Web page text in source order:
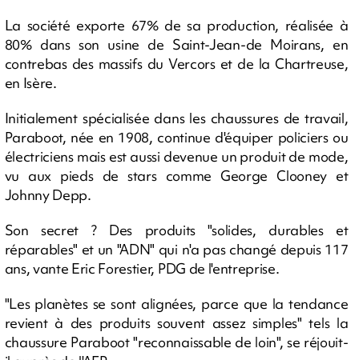
La société exporte 67% de sa production, réalisée à
80% dans son usine de Saint-Jean-de Moirans, en
contrebas des massifs du Vercors et de la Chartreuse,
en Isère.
Initialement spécialisée dans les chaussures de travail,
Paraboot, née en 1908, continue d'équiper policiers ou
électriciens mais est aussi devenue un produit de mode,
vu aux pieds de stars comme George Clooney et
Johnny Depp.
Son secret ? Des produits "solides, durables et
réparables" et un "ADN" qui n'a pas changé depuis 117
ans, vante Eric Forestier, PDG de l'entreprise.
"Les planètes se sont alignées, parce que la tendance
revient à des produits souvent assez simples" tels la
chaussure Paraboot "reconnaissable de loin", se réjouit-